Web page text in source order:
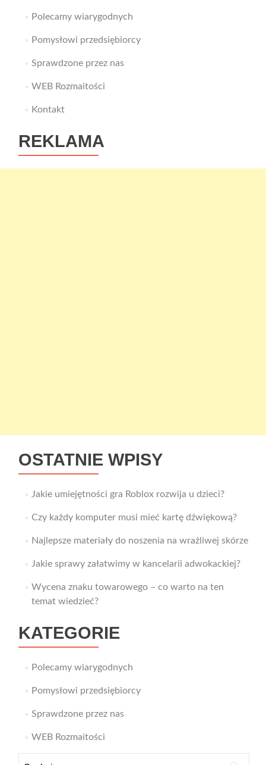
Polecamy wiarygodnych
Pomysłowi przedsiębiorcy
Sprawdzone przez nas
WEB Rozmaitości
Kontakt
REKLAMA
OSTATNIE WPISY
Jakie umiejętności gra Roblox rozwija u dzieci?
Czy każdy komputer musi mieć kartę dźwiękową?
Najlepsze materiały do noszenia na wrażliwej skórze
Jakie sprawy załatwimy w kancelarii adwokackiej?
Wycena znaku towarowego – co warto na ten
temat wiedzieć?
KATEGORIE
Polecamy wiarygodnych
Pomysłowi przedsiębiorcy
Sprawdzone przez nas
WEB Rozmaitości